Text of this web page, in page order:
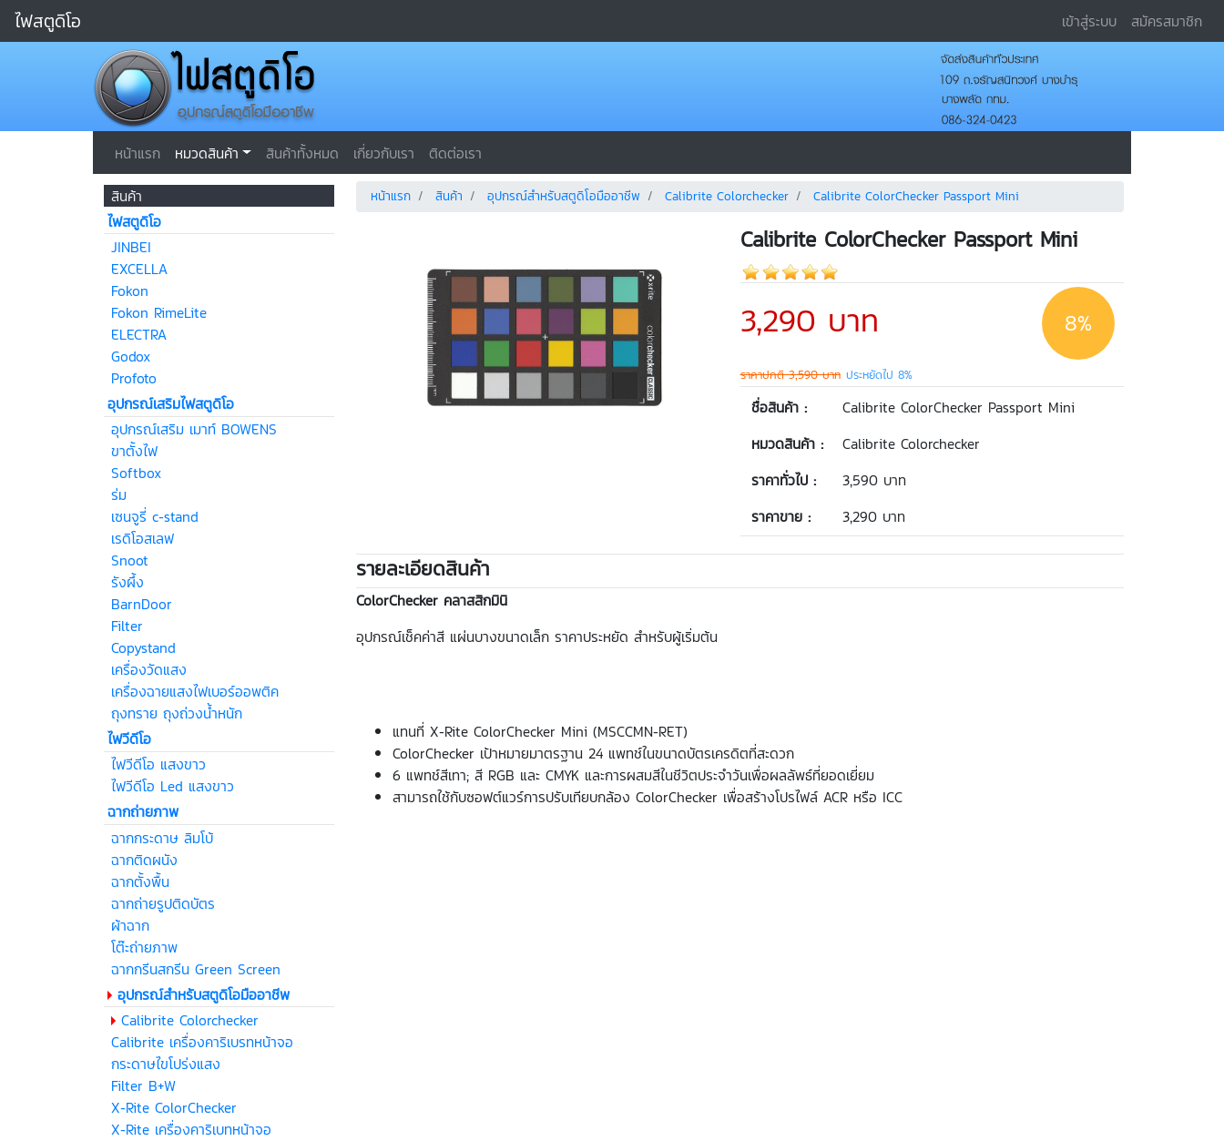
ไฟสตูดิโอ เข้าสู่ระบบ สมัครสมาชิก
หน้าแรก หมวดสินค้า สินค้าทั้งหมด เกี่ยวกับเรา
ติดต่อเรา
สินค้า
ไฟสตูดิโอ
JINBEI
EXCELLA
Fokon
Fokon RimeLite
ELECTRA
Godox
Profoto
อุปกรณ์เสริมไฟสตูดิโอ
อุปกรณ์เสริม เมาท์ BOWENS
ขาตั้งไฟ
Softbox
ร่ม
เซนจูรี่ c-stand
เรดิโอสเลฟ
Snoot
รังผึ้ง
BarnDoor
Filter
Copystand
เครื่องวัดแสง
เครื่องฉายแสงไฟเบอร์ออพติค
ถุงทราย ถุงถ่วงน้ำหนัก
ไฟวีดีโอ
ไฟวีดีโอ แสงขาว
ไฟวีดีโอ Led แสงขาว
ฉากถ่ายภาพ
ฉากกระดาษ ลิมโบ้
ฉากติดผนัง
ฉากตั้งพื้น
ฉากถ่ายรูปติดบัตร
ผ้าฉาก
โต๊ะถ่ายภาพ
ฉากกรีนสกรีน Green Screen
อุปกรณ์สำหรับสตูดิโอมืออาชีพ
Calibrite Colorchecker
Calibrite เครื่องคาริเบรทหน้าจอ
กระดาษไขโปร่งแสง
Filter B+W
X-Rite ColorChecker
X-Rite เครื่องคาริเบทหน้าจอ
หน้าแรก สินค้า อุปกรณ์สำหรับสตูดิโอมืออาชีพ Calibrite Colorchecker Calibrite ColorChecker Passport Mini
Calibrite ColorChecker Passport Mini
3,290 บาท
ราคาปกติ 3,590 บาท ประหยัดไป 8%
8%
ชื่อสินค้า :
Calibrite ColorChecker Passport Mini
หมวดสินค้า :
Calibrite Colorchecker
ราคาทั่วไป :
3,590 บาท
ราคาขาย :
3,290 บาท
รายละเอียดสินค้า
ColorChecker คลาสสิกมินิ
อุปกรณ์เช็คค่าสี แผ่นบางขนาดเล็ก ราคาประหยัด สำหรับผู้เริ่มต้น
แทนที่ X-Rite ColorChecker Mini (MSCCMN-RET)
ColorChecker เป้าหมายมาตรฐาน 24 แพทช์ในขนาดบัตรเครดิตที่สะดวก
6 แพทช์สีเทา; สี RGB และ CMYK และการผสมสีในชีวิตประจำวันเพื่อผลลัพธ์ที่ยอดเยี่ยม
สามารถใช้กับซอฟต์แวร์การปรับเทียบกล้อง ColorChecker เพื่อสร้างโปรไฟล์ ACR หรือ ICC